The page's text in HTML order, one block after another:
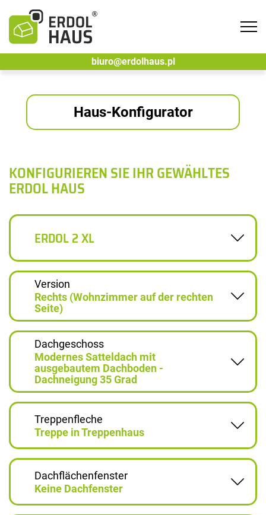
biuro@erdolhaus.pl
Haus-Konfigurator
KONFIGURIEREN SIE IHR GEWÄHLTES
ERDOL HAUS
ERDOL 2 XL
Version
Rechts (Wohnzimmer auf der rechten
Seite)
Dachgeschoss
Modernes Satteldach mit
ausgebautem Dachboden -
Dachneigung 35 Grad
Treppenfleche
Treppe in Treppenhaus
Dachflächenfenster
Keine Dachfenster